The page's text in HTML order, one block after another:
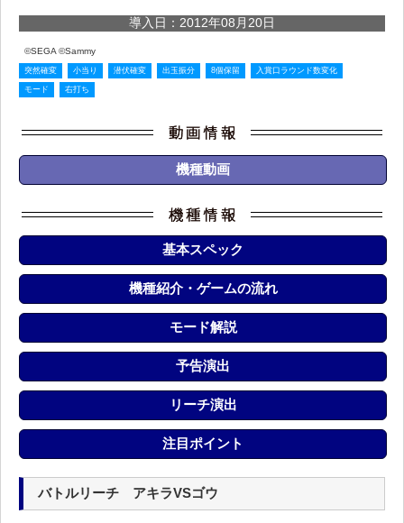
導入日：2012年08月20日
©SEGA ©Sammy
突然確変 小当り 潜伏確変 出玉振分 8個保留 入賞口ラウンド数変化
モード 右打ち
機種動画
基本スペック
機種紹介・ゲームの流れ
モード解説
予告演出
リーチ演出
注目ポイント
バトルリーチ アキラVSゴウ